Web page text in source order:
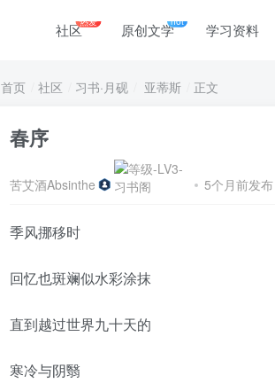
社区热爱 原创文学hot 学习资料
首页 社区 习书·月砚 亚蒂斯 正文
春序
苦艾酒Absinthe 5个月前发布
季风挪移时
回忆也斑斓似水彩涂抹
直到越过世界九十天的
寒冷与阴翳